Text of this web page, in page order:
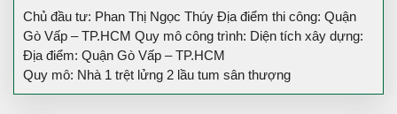
Chủ đầu tư: Phan Thị Ngọc Thúy Địa điểm thi công: Quận
Gò Vấp – TP.HCM Quy mô công trình: Diện tích xây dựng:
Địa điểm: Quận Gò Vấp – TP.HCM
Quy mô: Nhà 1 trệt lửng 2 lầu tum sân thượng